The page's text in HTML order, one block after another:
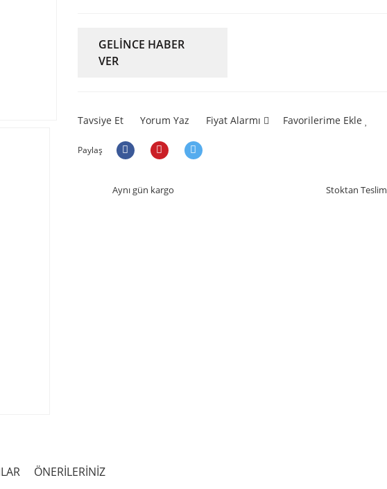
GELİNCE HABER
VER
Tavsiye Et Yorum Yaz Fiyat Alarmı Favorilerime Ekle
Paylaş
Aynı gün kargo Stoktan Teslim
ÖNERİLERİNİZ